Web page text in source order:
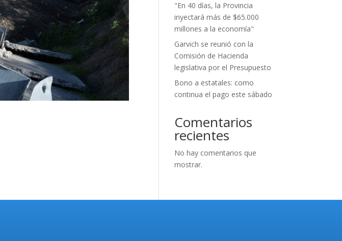
"En 40 días, la Provincia
inyectará más de $65.000
millones a la economía"
Garvich se reunió con la
Comisión de Hacienda
legislativa por el Presupuesto
Bono a estatales: como
continua el pago este sábado
Comentarios
recientes
No hay comentarios que
mostrar.